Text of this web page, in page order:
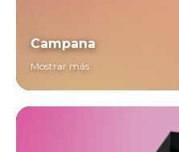
Campana
Mostrar más